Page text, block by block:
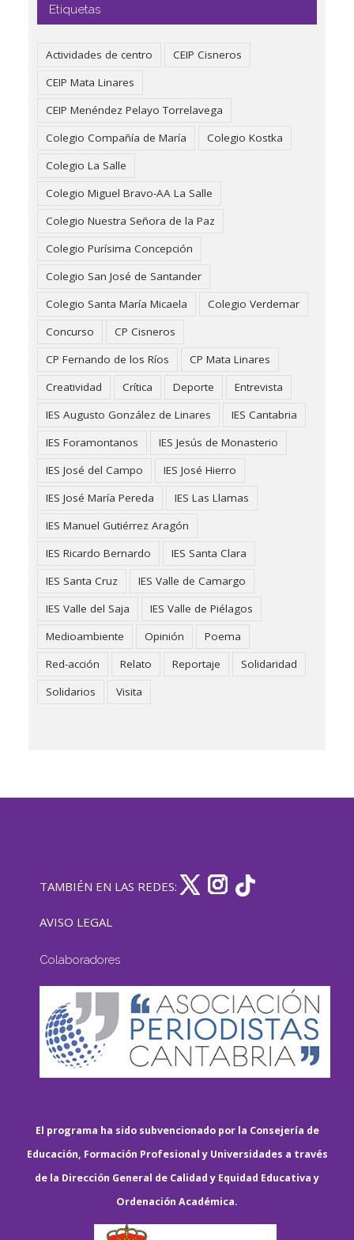
Etiquetas
Actividades de centro
CEIP Cisneros
CEIP Mata Linares
CEIP Menéndez Pelayo Torrelavega
Colegio Compañía de María
Colegio Kostka
Colegio La Salle
Colegio Miguel Bravo-AA La Salle
Colegio Nuestra Señora de la Paz
Colegio Purísima Concepción
Colegio San José de Santander
Colegio Santa María Micaela
Colegio Verdemar
Concurso
CP Cisneros
CP Fernando de los Ríos
CP Mata Linares
Creatividad
Crítica Deporte
Entrevista
IES Augusto González de Linares
IES Cantabria
IES Foramontanos
IES Jesús de Monasterio
IES José del Campo
IES José Hierro
IES José María Pereda
IES Las Llamas
IES Manuel Gutiérrez Aragón
IES Ricardo Bernardo
IES Santa Clara
IES Santa Cruz
IES Valle de Camargo
IES Valle del Saja
IES Valle de Piélagos
Medioambiente
Opinión
Poema
Red-acción
Relato Reportaje
Solidaridad
Solidarios
Visita
TAMBIÉN EN LAS REDES:
AVISO LEGAL
Colaboradores
El programa ha sido subvencionado por la Consejería de
Educación, Formación Profesional y Universidades a través
de la Dirección General de Calidad y Equidad Educativa y
Ordenación Académica.